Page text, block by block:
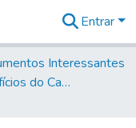
Entrar
Interessantes
Volume 87 - Ofícios do Capitão General Antonio Manoel de Melo Castro e Mendonça (1797- 1801)